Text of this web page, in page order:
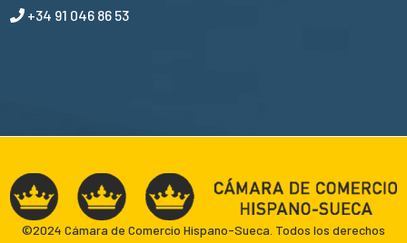
+34 91 046 86 53
©2024 Cámara de Comercio Hispano-Sueca. Todos los derechos